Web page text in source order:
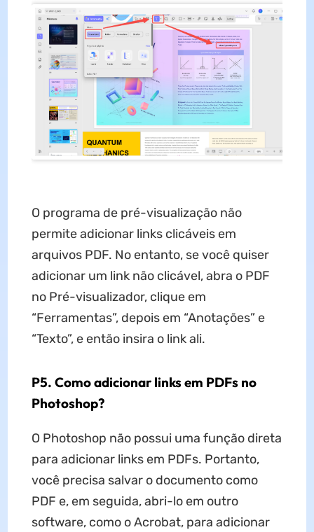
O programa de pré-visualização não
permite adicionar links clicáveis em
arquivos PDF. No entanto, se você quiser
adicionar um link não clicável, abra o PDF
no Pré-visualizador, clique em
“Ferramentas”, depois em “Anotações” e
“Texto”, e então insira o link ali.
P5. Como adicionar links em PDFs no
Photoshop?
O Photoshop não possui uma função direta
para adicionar links em PDFs. Portanto,
você precisa salvar o documento como
PDF e, em seguida, abri-lo em outro
software, como o Acrobat, para adicionar